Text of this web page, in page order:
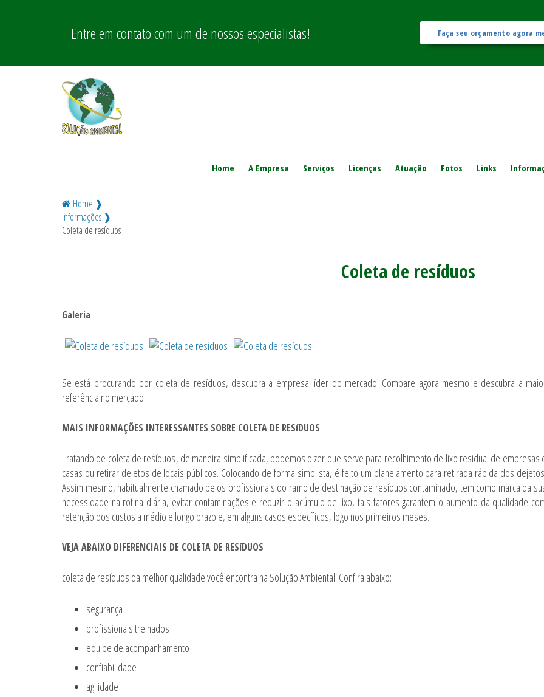
Entre em contato com um de nossos especialistas! Faça seu orçamento agora
Home A Empresa Serviços Licenças Atuação Fotos Links
Home ❱
Informações ❱
Coleta de resíduos
Coleta de resíduos
Galeria
Se está procurando por coleta de resíduos, descubra a empresa líder do mercado. Compare agora mesmo e descubra a
referência no mercado.
MAIS INFORMAÇÕES INTERESSANTES SOBRE COLETA DE RESíDUOS
Tratando de coleta de resíduos, de maneira simplificada, podemos dizer que serve para recolhimento de lixo residual de empresas
casas ou retirar dejetos de locais públicos. Colocando de forma simplista, é feito um planejamento para retirada rápida dos
Assim mesmo, habitualmente chamado pelos profissionais do ramo de destinação de resíduos contaminado, tem como marca da
necessidade na rotina diária, evitar contaminações e reduzir o acúmulo de lixo, tais fatores garantem o aumento da qualidade
retenção dos custos a médio e longo prazo e, em alguns casos específicos, logo nos primeiros meses.
VEJA ABAIXO DIFERENCIAIS DE COLETA DE RESíDUOS
coleta de resíduos da melhor qualidade você encontra na Solução Ambiental. Confira abaixo:
segurança
profissionais treinados
equipe de acompanhamento
confiabilidade
agilidade